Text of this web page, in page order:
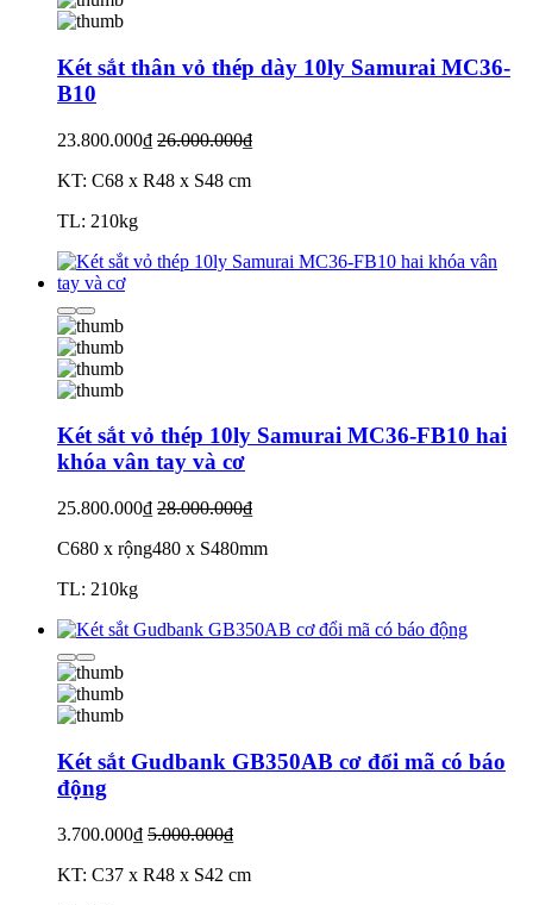
Két sắt thân vỏ thép dày 10ly Samurai MC36-
B10
23.800.000₫ 26.000.000₫
KT: C68 x R48 x S48 cm
TL: 210kg
Két sắt vỏ thép 10ly Samurai MC36-FB10 hai
khóa vân tay và cơ
25.800.000₫ 28.000.000₫
C680 x rộng480 x S480mm
TL: 210kg
Két sắt Gudbank GB350AB cơ đổi mã có báo
động
3.700.000₫ 5.000.000₫
KT: C37 x R48 x S42 cm